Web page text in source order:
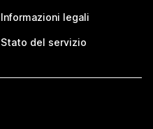
Informazioni legali
Stato del servizio